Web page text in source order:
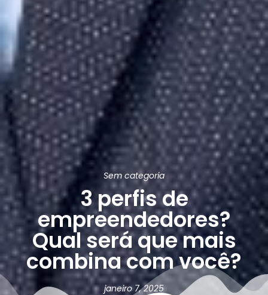
Sem categoria
3 perfis de
empreendedores?
Qual será que mais
combina com você?
janeiro 7, 2025